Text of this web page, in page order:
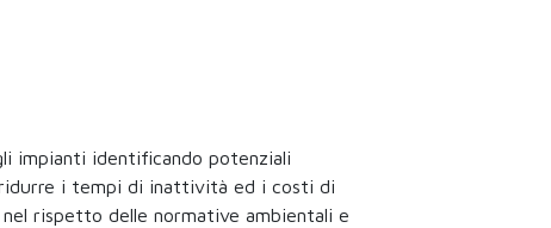
impianti identificando potenziali
ridurre i tempi di inattività ed i costi di
rispetto delle normative ambientali e